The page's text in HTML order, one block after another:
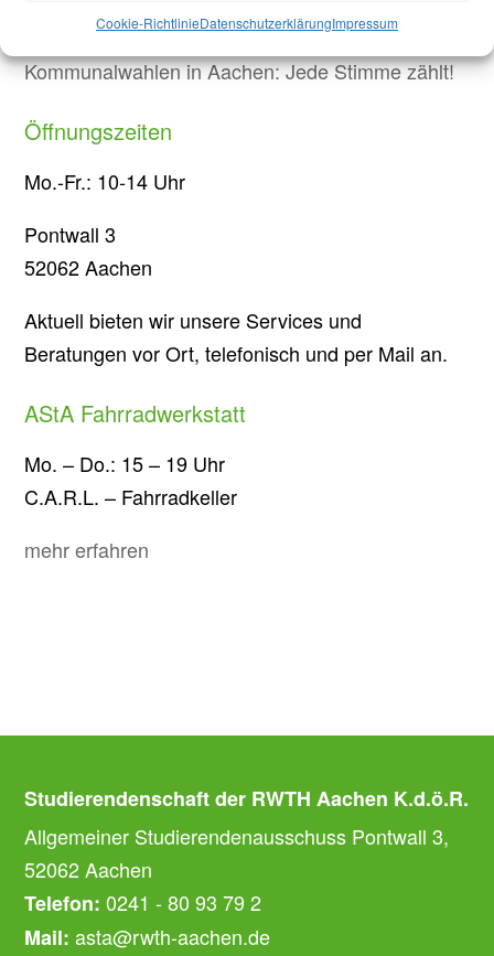
Cookie-RichtlinieDatenschutzerklärungImpressum
Briefwahl bei Stichwahl
Kommunalwahlen in Aachen: Jede Stimme zählt!
Öffnungszeiten
Mo.-Fr.: 10-14 Uhr
Pontwall 3
52062 Aachen
Aktuell bieten wir unsere Services und
Beratungen vor Ort, telefonisch und per Mail an.
AStA Fahrradwerkstatt
Mo. – Do.: 15 – 19 Uhr
C.A.R.L. – Fahrradkeller
mehr erfahren
Studierendenschaft der RWTH Aachen K.d.ö.R.
Allgemeiner Studierendenausschuss Pontwall 3,
52062 Aachen
Telefon: 0241 - 80 93 79 2
Mail: asta@rwth-aachen.de